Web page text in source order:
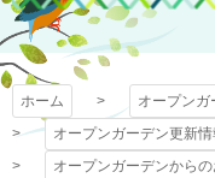
プ
ホーム
オープンガ
オープンガーデン更新情
オープンガーデンから